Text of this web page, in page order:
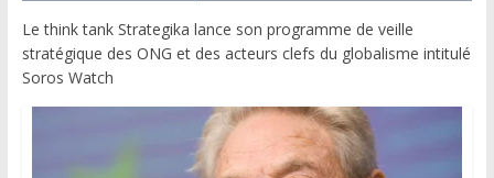
Le think tank Strategika lance son programme de veille
stratégique des ONG et des acteurs clefs du globalisme intitulé
Soros Watch